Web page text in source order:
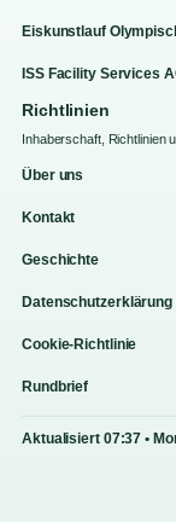
Eiskunstlauf
ISS Facility Services
Richtlinien
Inhaberschaft, Richtlinien
Über uns
Kontakt
Geschichte
Datenschutzerklärung
Cookie-Richtlinie
Rundbrief
Aktualisiert 07:37 •